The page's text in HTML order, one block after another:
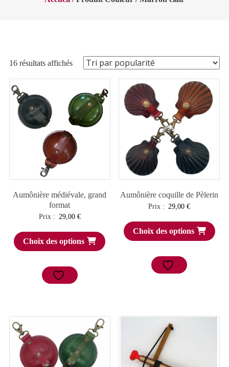
16 résultats affichésTrié
par
popularité
Aumônière médiévale, grand
format
Prix : 29,00 €
Choix des options
Aumônière coquille de Pèlerin
Prix : 29,00€
Choix des options